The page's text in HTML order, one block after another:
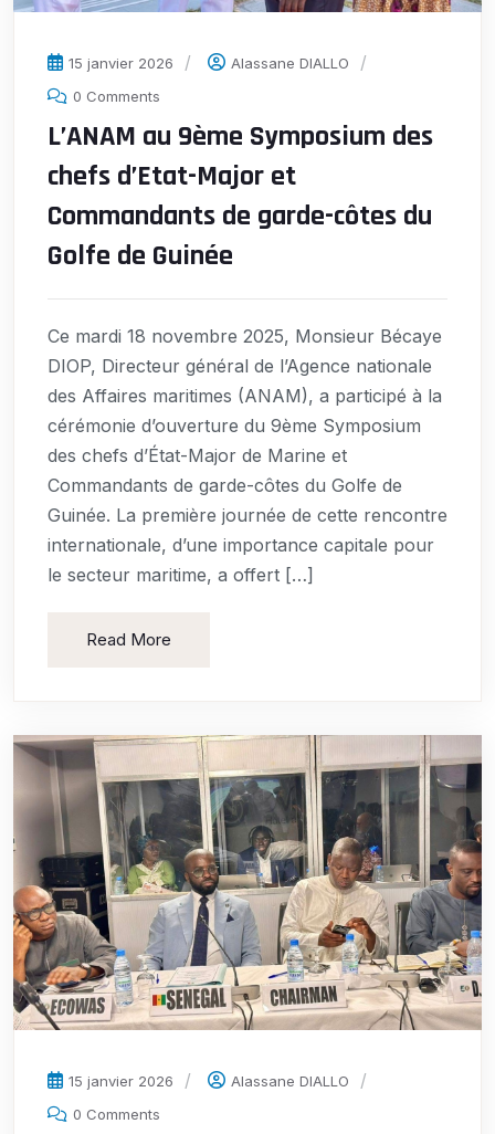
15 janvier 2026
Alassane DIALLO
0 Comments
L’ANAM au 9ème Symposium des
chefs d’Etat-Major et
Commandants de garde-côtes du
Golfe de Guinée
Ce mardi 18 novembre 2025, Monsieur Bécaye
DIOP, Directeur général de l’Agence nationale
des Affaires maritimes (ANAM), a participé à la
cérémonie d’ouverture du 9ème Symposium
des chefs d’État-Major de Marine et
Commandants de garde-côtes du Golfe de
Guinée. La première journée de cette rencontre
internationale, d’une importance capitale pour
le secteur maritime, a offert […]
Read More
15 janvier 2026
Alassane DIALLO
0 Comments